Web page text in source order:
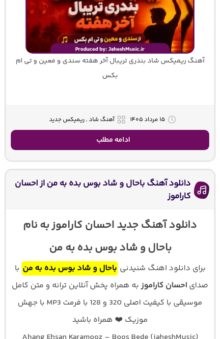
آهنگ ریمیکس شاد بندری تریبال آخر هفته سندی و معین و تی ام
بکس
۱۵ مرداد ۱۴۰۵ آهنگ شاد , ریمیکس جدید
ادامه مطلب
دانلود آهنگ باحال و شاد بوس بده به من از احسان
کاراموز
دانلود آهنگ جدید احسان کاراموز به نام
باحال و شاد بوس بده به من
برای دانلود اهنگ شنیدنی باحال و شاد بوس بده به من با
صدای احسان کاراموز به همراه پخش آنلاین ترانه و متن کامل
موسیقی با کیفیت اصلی 320 و 128 با فرمت MP3 با جهش
موزیک ❤️ همراه باشید